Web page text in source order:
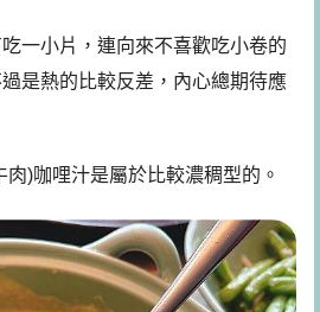
一小片，連向來不喜歡吃小卷的
是熱的比較反差，內心總期待應
肉)咖哩汁是屬於比較濃稠型的。